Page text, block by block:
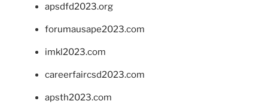
apsdfd2023.org
forumausape2023.com
imkl2023.com
careerfaircsd2023.com
apsth2023.com